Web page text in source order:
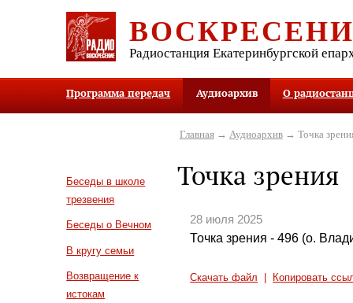
Радиостанция Екатеринбургской
Программа передач Аудиоархив О
Беседы в школе
трезвения
Беседы о Вечном
В кругу семьи
Возвращение к
истокам
Главная→ Аудиоархив→ Точка
Точка зрения
28 июля 2025
Точка зрения - 496 (о.
Скачать файл Копировать